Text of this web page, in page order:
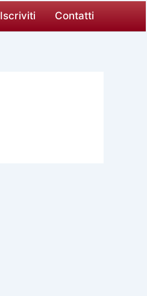
Iscriviti Contatti